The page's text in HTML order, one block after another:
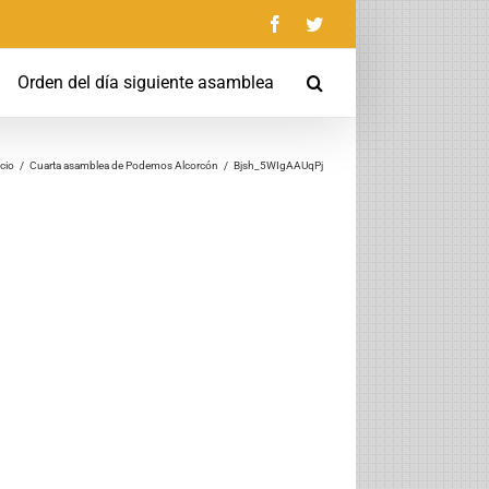
FacebookTwitter
Orden del día siguiente asamblea
/ Cuarta asamblea de Podemos Alcorcón / Bjsh_5WIgAAUqPj